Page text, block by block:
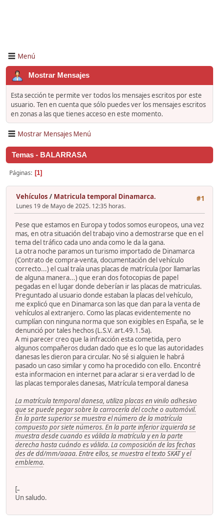
Menú
Mostrar Mensajes
Esta sección te permite ver todos los mensajes escritos por este
usuario. Ten en cuenta que sólo puedes ver los mensajes escritos
en zonas a las que tienes acceso en este momento.
Mostrar Mensajes Menú
Temas - BALARRASA
Páginas 1
#1
Vehículos / Matricula temporal Dinamarca.
Lunes 19 de Mayo de 2025. 12:35 horas.
Pese que estamos en Europa y todos somos europeos, una vez
mas, en otra situación del trabajo vino a demostrarse que en el
tema del tráfico cada uno anda como le da la gana.
La otra noche paramos un turismo importado de Dinamarca
(Contrato de compra-venta, documentación del vehículo
correcto...) el cual traía unas placas de matrícula (por llamarlas
de alguna manera...) que eran dos fotocopias de papel
pegadas en el lugar donde deberían ir las placas de matriculas.
Preguntado al usuario donde estaban la placas del vehículo,
me explicó que en Dinamarca son las que dan para la venta de
vehículos al extranjero. Como las placas evidentemente no
cumplían con ninguna norma que son exigibles en España, se le
denunció por tales hechos (L.S.V. art.49.1.5a).
A mi parecer creo que la infracción esta cometida, pero
algunos compañeros dudan dado que es lo que las autoridades
danesas les dieron para circular. No sé si alguien le habrá
pasado un caso similar y como ha procedido con ello. Encontré
esta informacion en internet para aclarar si era verdad lo de
las placas temporales danesas, Matrícula temporal danesa
La matrícula temporal danesa, utiliza placas en vinilo adhesivo
que se puede pegar sobre la carrocería del coche o automóvil.
En la parte superior se muestra el número de la matrícula
compuesto por siete números. En la parte inferior izquierda se
muestra desde cuando es válida la matrícula y en la parte
derecha hasta cuándo es válida. La composición de las fechas
des de dd/mm/aaaa. Entre ellos, se muestra el texto SKAT y el
emblema.
[
Un saludo.